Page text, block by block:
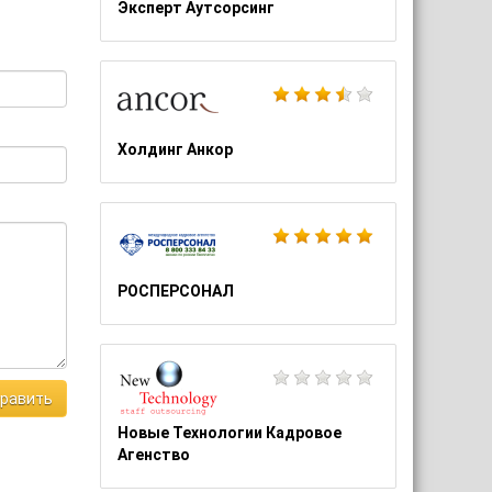
Эксперт Аутсорсинг
Холдинг Анкор
РОСПЕРСОНАЛ
Новые Технологии Кадровое
Агенство